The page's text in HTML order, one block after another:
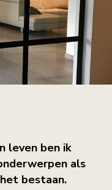
leven ben ik
als
bestaan.